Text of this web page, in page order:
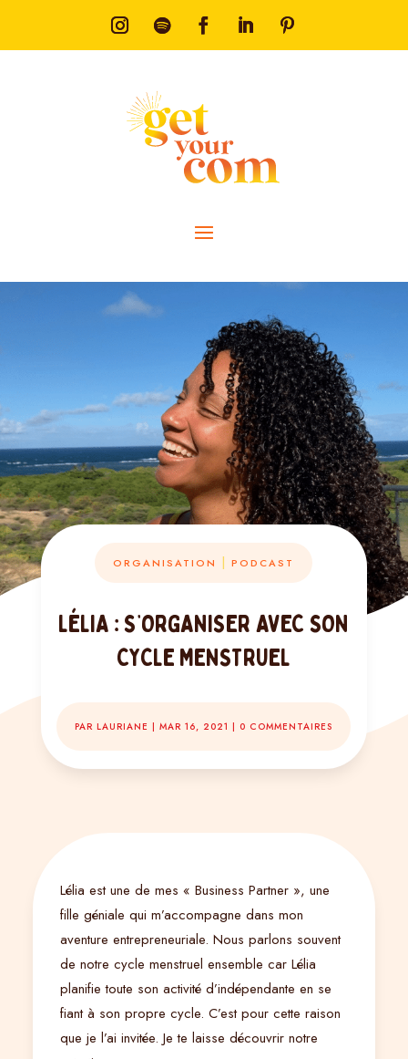
ORGANISATION |PODCAST
LÉLIA : S’ORGANISER AVEC SON
CYCLE MENSTRUEL
PARLAURIANE |MAR 16, 2021 |0 COMMENTAIRES
Lélia est une de mes « Business Partner », une
fille géniale qui m’accompagne dans mon
aventure entrepreneuriale. Nous parlons souvent
de notre cycle menstruel ensemble car Lélia
planifie toute son activité d’indépendante en se
fiant à son propre cycle. C’est pour cette raison
que je l’ai invitée. Je te laisse découvrir notre